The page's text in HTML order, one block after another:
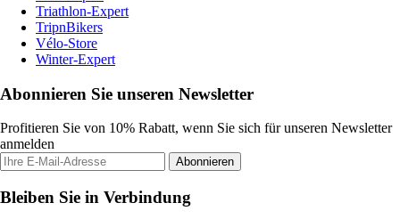
Triathlon-Expert
TripnBikers
Vélo-Store
Winter-Expert
Abonnieren Sie unseren Newsletter
Profitieren Sie von 10% Rabatt, wenn Sie sich für unseren Newsletter
anmelden
Abonnieren
Bleiben Sie in Verbindung